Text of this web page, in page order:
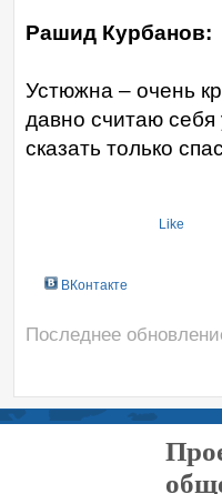
Рашид Курбанов:
Устюжна – очень
давно считаю себя
сказать только
Like
ВКонтакте
Последнее